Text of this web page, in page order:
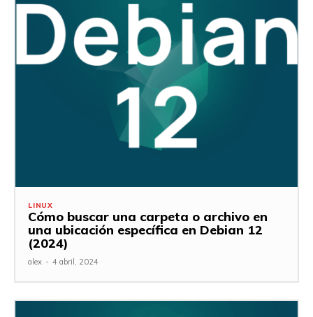
LINUX
Cómo buscar una carpeta o archivo en
una ubicación específica en Debian 12
(2024)
alex - 4 abril, 2024